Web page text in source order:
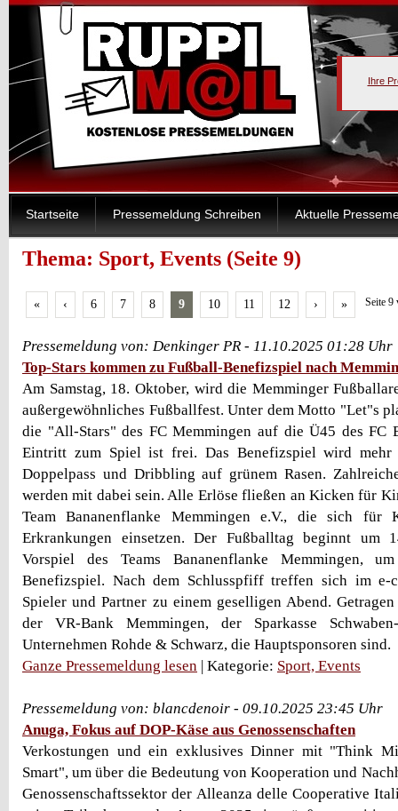
Ihre
Startseite Pressemeldung Schreiben Aktuelle
Thema: Sport, Events (Seite 9)
« ‹ 6 7 8 9 10 11 12 › » Seite 9
Pressemeldung von: Denkinger PR - 11.10.2025 01:28 Uhr
Top-Stars kommen zu Fußball-Benefizspiel nach
Am Samstag, 18. Oktober, wird die Memminger
außergewöhnliches Fußballfest. Unter dem Motto "Let"s
die "All-Stars" des FC Memmingen auf die Ü45 des FC
Eintritt zum Spiel ist frei. Das Benefizspiel wird
Doppelpass und Dribbling auf grünem Rasen.
werden mit dabei sein. Alle Erlöse fließen an Kicken für
Team Bananenflanke Memmingen e.V., die sich für
Erkrankungen einsetzen. Der Fußballtag beginnt um
Vorspiel des Teams Bananenflanke Memmingen,
Benefizspiel. Nach dem Schlusspfiff treffen sich im e-
Spieler und Partner zu einem geselligen Abend.
der VR-Bank Memmingen, der Sparkasse
Unternehmen Rohde & Schwarz, die Hauptsponsoren sind.
Ganze Pressemeldung lesen | Kategorie: Sport, Events
Pressemeldung von: blancdenoir - 09.10.2025 23:45 Uhr
Anuga, Fokus auf DOP-Käse aus Genossenschaften
Verkostungen und ein exklusives Dinner mit "Think
Smart", um über die Bedeutung von Kooperation und
Genossenschaftssektor der Alleanza delle Cooperative